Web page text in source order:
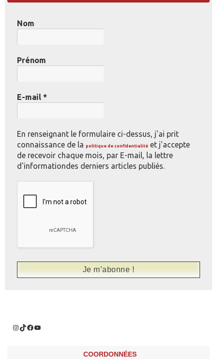
Nom
Prénom
E-mail *
En renseignant le formulaire ci-dessus, j'ai prit
connaissance de la politique de confidentialité et j'accepte
de recevoir chaque mois, par E-mail, la lettre
d'informationdes derniers articles publiés.
COORDONNÉES